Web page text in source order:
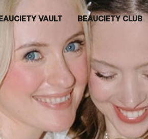
VAULT BEAUCIETY CLUB